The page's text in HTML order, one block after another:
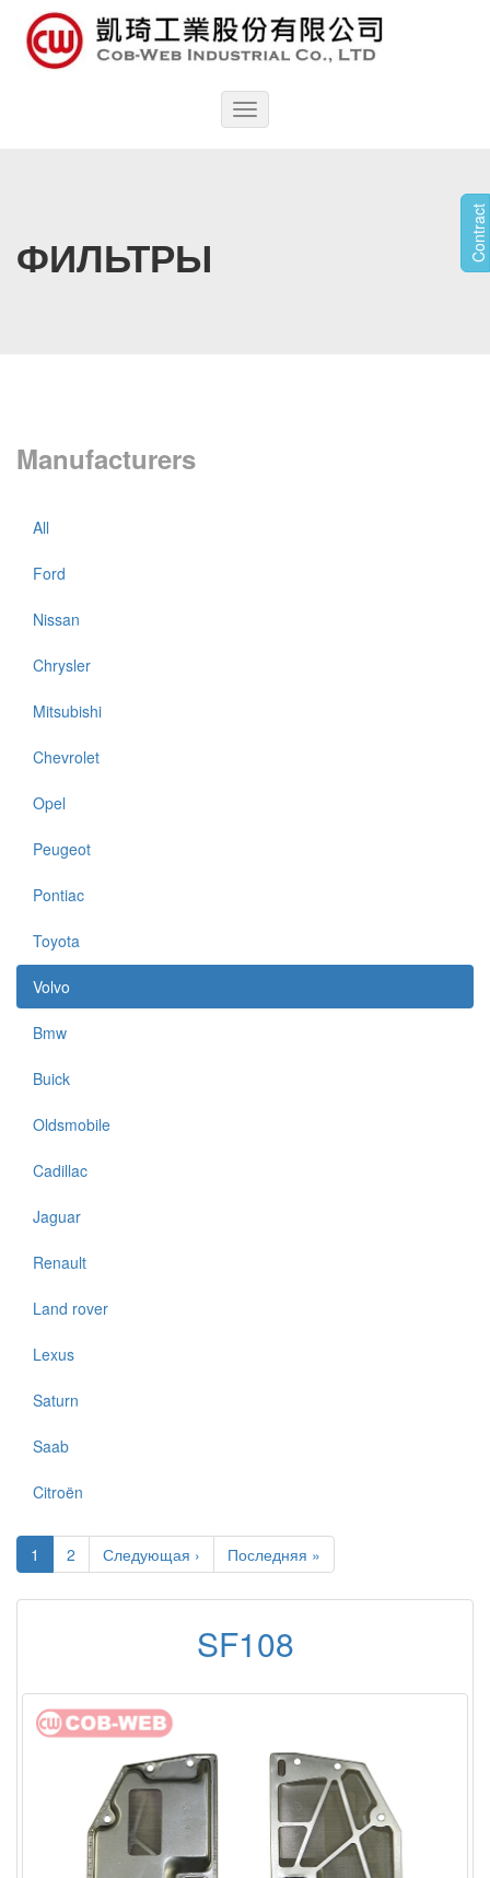
Toggle
navigation
Contract
ФИЛЬТРЫ
Manufacturers
All
Ford
Nissan
Chrysler
Mitsubishi
Chevrolet
Opel
Peugeot
Pontiac
Toyota
Volvo
Bmw
Buick
Oldsmobile
Cadillac
Jaguar
Renault
Land rover
Lexus
Saturn
Saab
Citroën
1 2 Следующая › Последняя »
SF108